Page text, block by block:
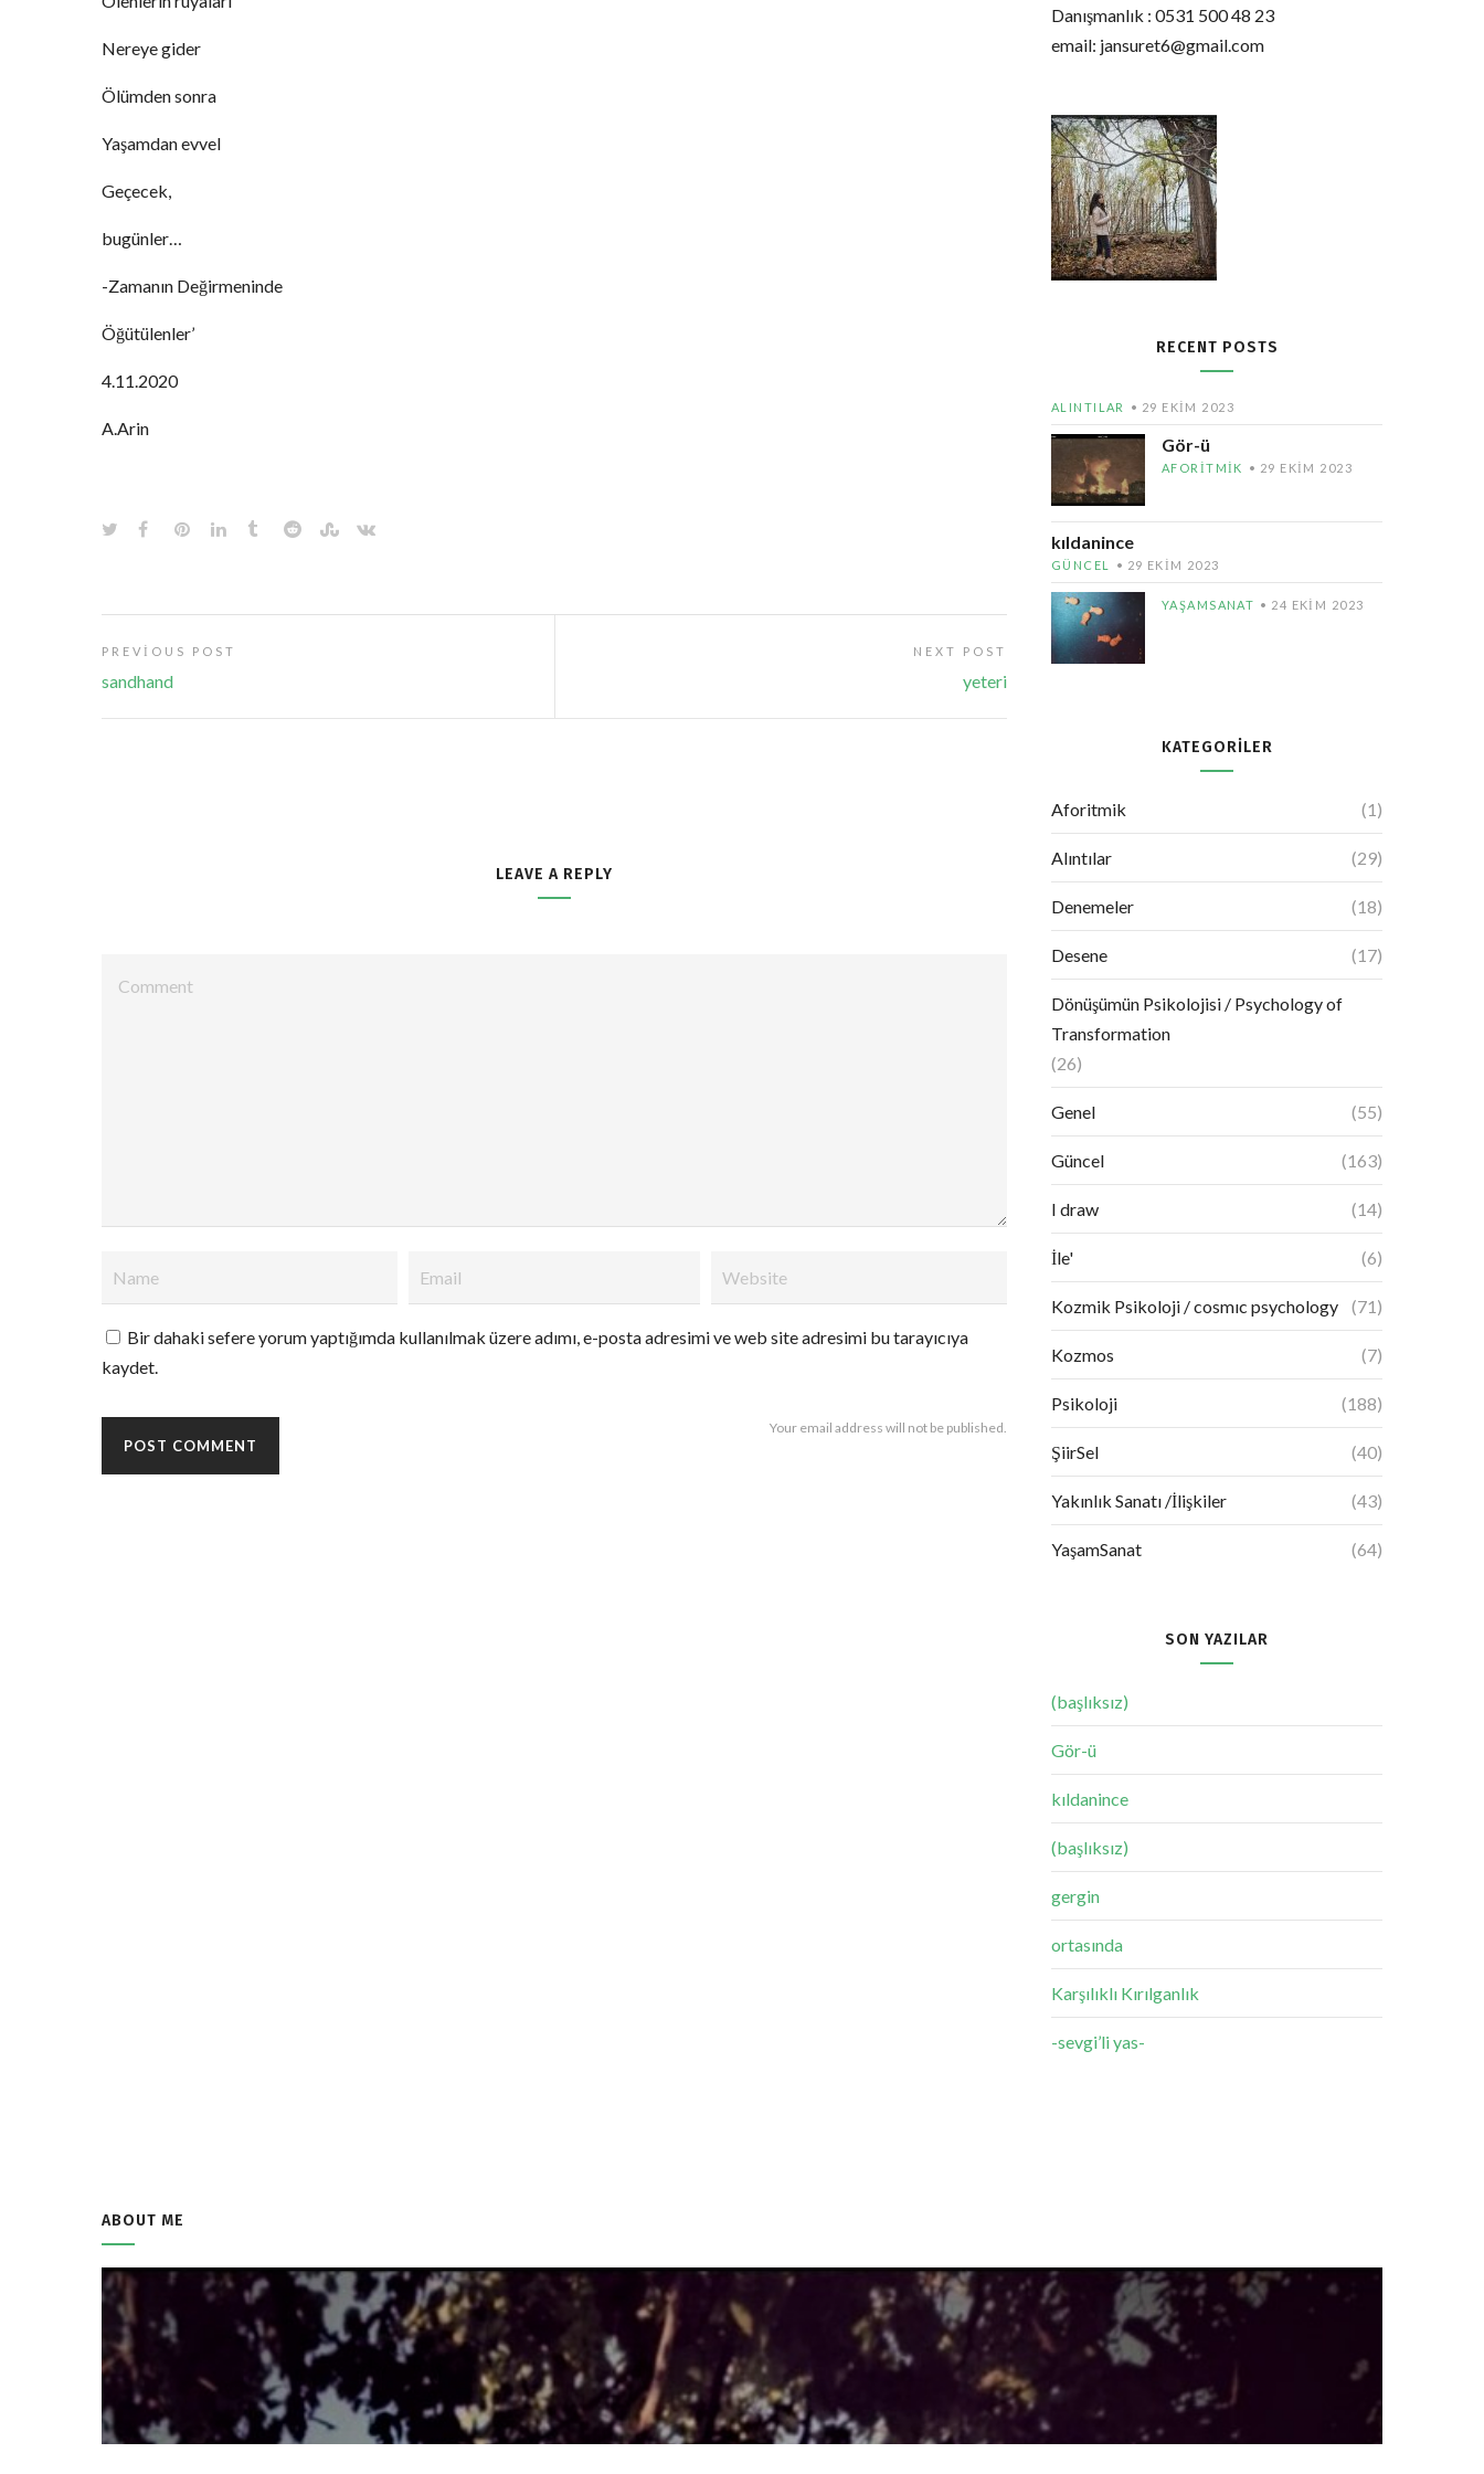
Nereye gider
Ölümden sonra
Yaşamdan evvel
Geçecek,
bugünler…
-Zamanın Değirmeninde
Öğütülenler’
4.11.2020
A.Arin
PREVIOUS POST
sandhand
NEXT POST
yeteri
LEAVE A REPLY
Bir dahaki sefere yorum yaptığımda kullanılmak üzere adımı, e-posta adresimi ve web site adresimi bu tarayıcıya
kaydet.
Your email address will not be published.
Danışmanlık : 0531 500 48 23
email: jansuret6@gmail.com
RECENT POSTS
ALINTILAR 29 EKIM 2023
Gör-ü
AFORITMIK 29 EKIM 2023
kıldanince
GÜNCEL 29 EKIM 2023
YAŞAMSANAT 24 EKIM 2023
KATEGORILER
Aforitmik (1)
Alıntılar (29)
Denemeler (18)
Desene (17)
Dönüşümün Psikolojisi / Psychology of
Transformation
(26)
Genel (55)
Güncel (163)
I draw (14)
İle' (6)
Kozmik Psikoloji / cosmıc psychology (71)
Kozmos (7)
Psikoloji (188)
ŞiirSel (40)
Yakınlık Sanatı /İlişkiler (43)
YaşamSanat (64)
SON YAZILAR
(başlıksız)
Gör-ü
kıldanince
(başlıksız)
gergin
ortasında
Karşılıklı Kırılganlık
-sevgi’li yas-
ABOUT ME